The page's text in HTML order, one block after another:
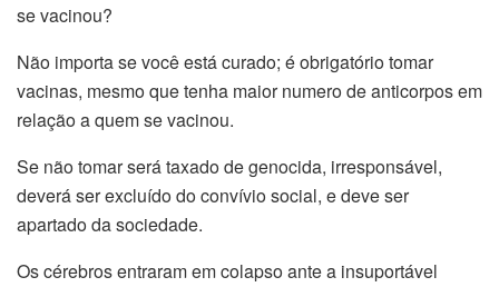
se vacinou?
Não importa se você está curado; é obrigatório tomar
vacinas, mesmo que tenha maior numero de anticorpos em
relação a quem se vacinou.
Se não tomar será taxado de genocida, irresponsável,
deverá ser excluído do convívio social, e deve ser
apartado da sociedade.
Os cérebros entraram em colapso ante a insuportável